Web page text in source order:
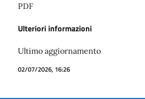
PDF
Ulteriori informazioni
Ultimo aggiornamento
02/07/2026, 16:26